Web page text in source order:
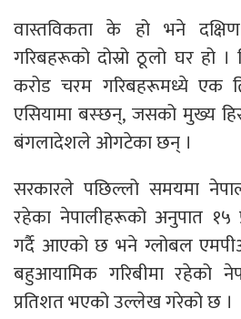
वास्तविकता के हो भने
गरिबहरूको दोस्रो ठूलो घर हो
करोड चरम गरिबहरूमध्ये एक
एसियामा बस्छन्, जसको मुख्य
बंगलादेशले ओगटेका छन् ।
सरकारले पछिल्लो समयमा
रहेका नेपालीहरूको अनुपात १५
गर्दै आएको छ भने ग्लोबल
बहुआयामिक गरिबीमा रहेको
प्रतिशत भएको उल्लेख गरेको छ ।